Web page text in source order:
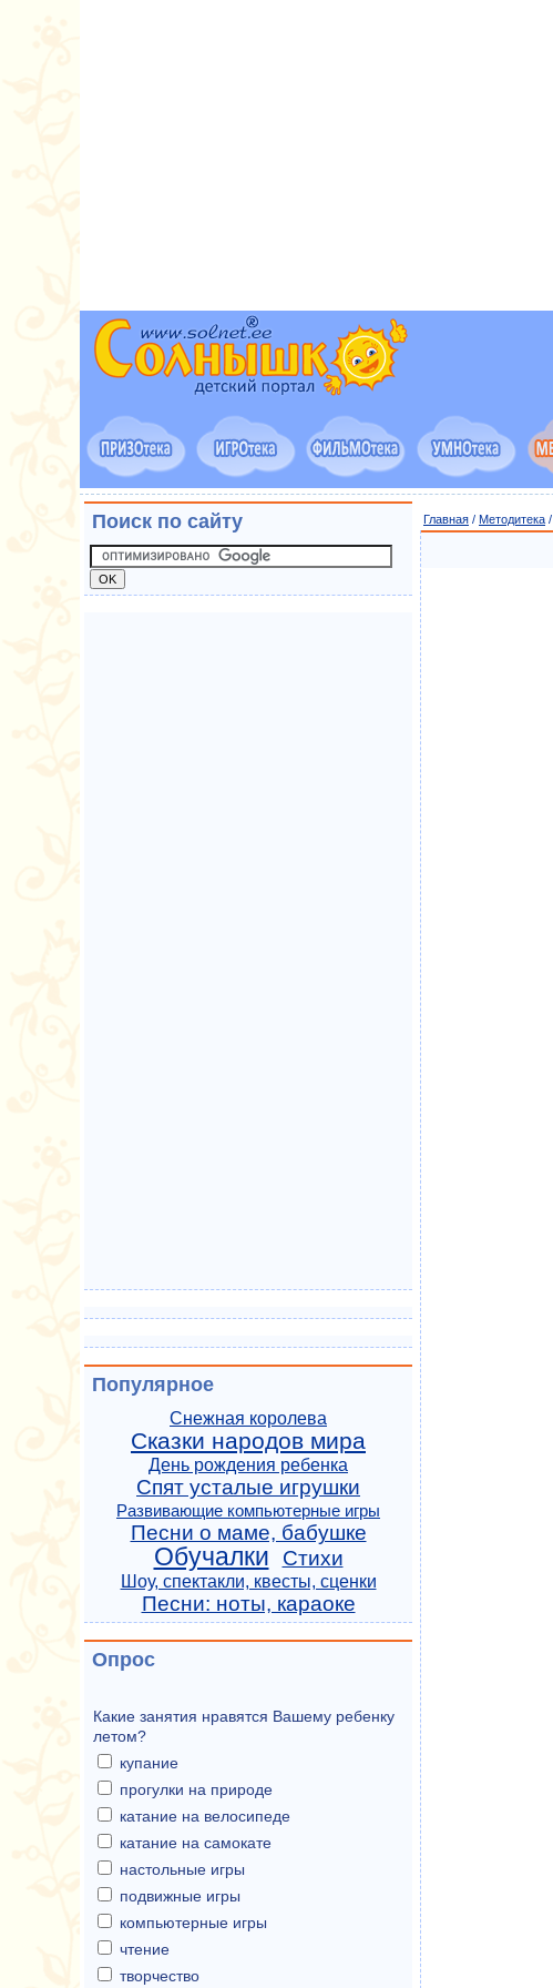
Главная / Методитека /
Поиск по сайту
Популярное
Снежная королева
Сказки народов мира
День рождения ребенка
Спят усталые игрушки
Развивающие компьютерные игры
Песни о маме, бабушке
Обучалки Стихи
Шоу, спектакли, квесты, сценки
Песни: ноты, караоке
Опрос
Какие занятия нравятся Вашему ребенку
летом?
купание
прогулки на природе
катание на велосипеде
катание на самокате
настольные игры
подвижные игры
компьютерные игры
чтение
творчество